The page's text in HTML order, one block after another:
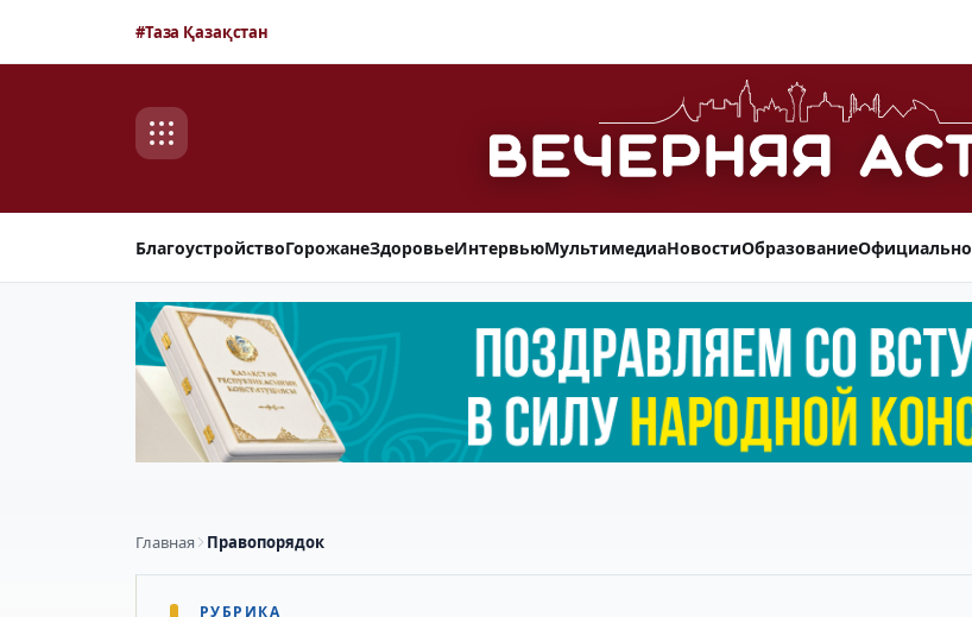
#Таза Қазақстан
БлагоустройствоГорожанеЗдоровьеИнтервьюМультимедиаНовостиОбразованиеОфициально
Главная Правопорядок
РУБРИКА